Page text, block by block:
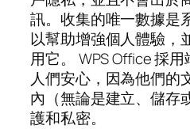
訊。收集的唯一數據是
以幫助增強個人體驗，
用它。 WPS Office 採
人們安心，因為他們的
內（無論是建立、儲存
護和私密。